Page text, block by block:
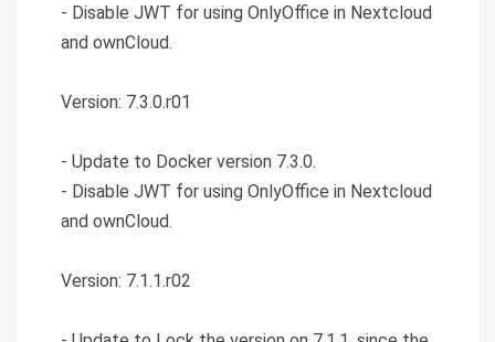
- Disable JWT for using OnlyOffice in Nextcloud
and ownCloud.
Version: 7.3.0.r01
- Update to Docker version 7.3.0.
- Disable JWT for using OnlyOffice in Nextcloud
and ownCloud.
Version: 7.1.1.r02